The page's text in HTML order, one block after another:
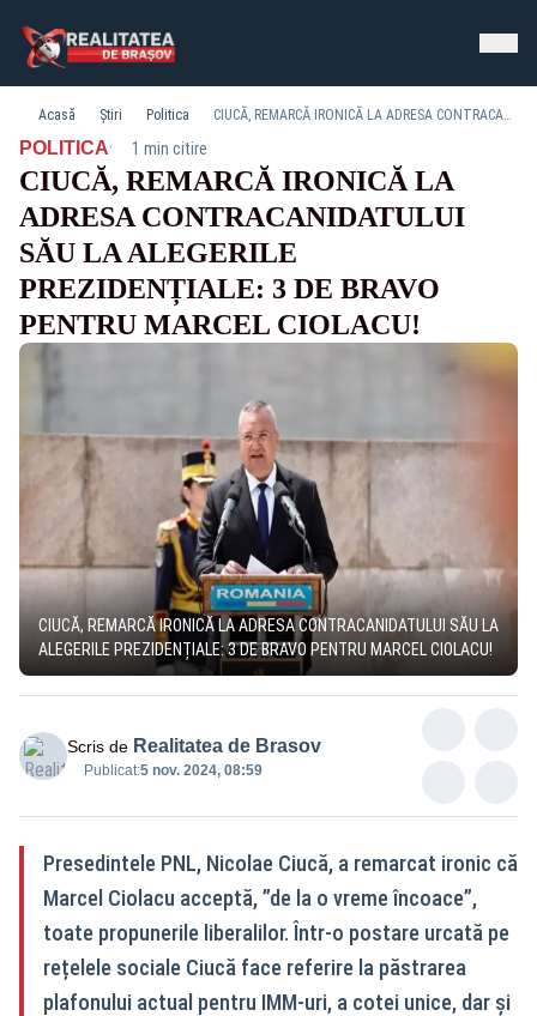
Acasă Știri Politica CIUCĂ, REMARCĂ IRONICĂ LA ADRESA CONTRACANIDATULUI SĂU LA ALEGERILE PREZIDENȚIALE: 3 DE BRAVO PENTRU MARCEL CIOLACU!
POLITICA· 1 min citire
CIUCĂ, REMARCĂ IRONICĂ LA
ADRESA CONTRACANIDATULUI
SĂU LA ALEGERILE
PREZIDENȚIALE: 3 DE BRAVO
PENTRU MARCEL CIOLACU!
CIUCĂ, REMARCĂ IRONICĂ LA ADRESA CONTRACANIDATULUI SĂU LA
ALEGERILE PREZIDENȚIALE: 3 DE BRAVO PENTRU MARCEL CIOLACU!
Scris de Realitatea de Brasov
Publicat:5 nov. 2024, 08:59
Presedintele PNL, Nicolae Ciucă, a remarcat ironic că
Marcel Ciolacu acceptă, ”de la o vreme încoace”,
toate propunerile liberalilor. Într-o postare urcată pe
rețelele sociale Ciucă face referire la păstrarea
plafonului actual pentru IMM-uri, a cotei unice, dar și